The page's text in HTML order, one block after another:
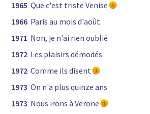
1965 Que c'est triste Venise
1966 Paris au mois d'août
1971 Non, je n'ai rien oublié
1972 Les plaisirs démodés
1972 Comme ils disent
1973 On n'a plus quinze ans
1973 Nous irons à Verone